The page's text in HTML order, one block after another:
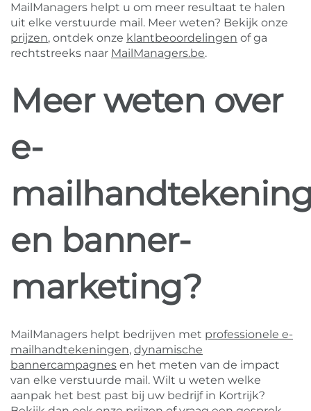
MailManagers helpt u om meer resultaat te halen
uit elke verstuurde mail. Meer weten? Bekijk onze
prijzen, ontdek onze klantbeoordelingen of ga
rechtstreeks naar MailManagers.be.
Meer weten over
e-
en banner-
marketing?
MailManagers helpt bedrijven met professionele e-
mailhandtekeningen, dynamische
bannercampagnes en het meten van de impact
van elke verstuurde mail. Wilt u weten welke
aanpak het best past bij uw bedrijf in Kortrijk?